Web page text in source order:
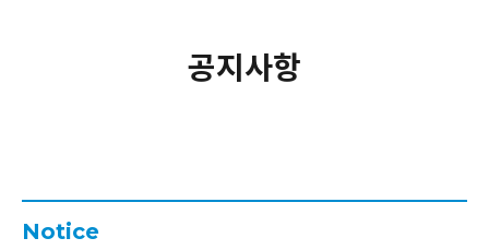
공지사항
Notice